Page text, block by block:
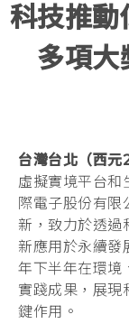
果
科
技
推
動
VIVERSE
優惠專區
企業採購
VIVELAND
登入
科技推動
多項大
台灣台北（西元
虛擬實境平台和
際電子股份有限
新，致力於透過
新應用於永續
年下半年在環境
實踐成果，展現
鍵作用。